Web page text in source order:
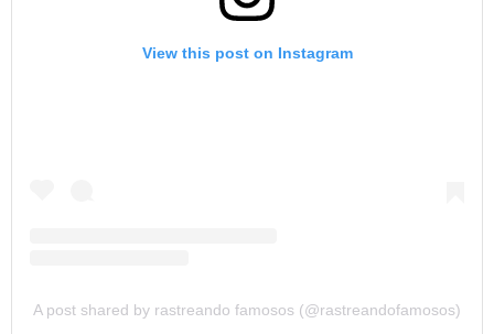
View this post on Instagram
A post shared by rastreando famosos (@rastreandofamosos)